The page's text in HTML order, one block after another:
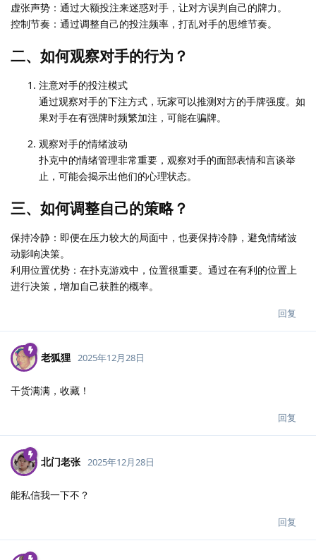
虚张声势：通过大额投注来迷惑对手，让对方误判自己的牌力。
控制节奏：通过调整自己的投注频率，打乱对手的思维节奏。
二、如何观察对手的行为？
注意对手的投注模式
通过观察对手的下注方式，玩家可以推测对方的手牌强度。如
果对手在有强牌时频繁加注，可能在骗牌。
观察对手的情绪波动
扑克中的情绪管理非常重要，观察对手的面部表情和言谈举
止，可能会揭示出他们的心理状态。
三、如何调整自己的策略？
保持冷静：即便在压力较大的局面中，也要保持冷静，避免情绪波
动影响决策。
利用位置优势：在扑克游戏中，位置很重要。通过在有利的位置上
进行决策，增加自己获胜的概率。
回复
老狐狸 2025年12月28日
干货满满，收藏！
回复
北门老张 2025年12月28日
能私信我一下不？
回复